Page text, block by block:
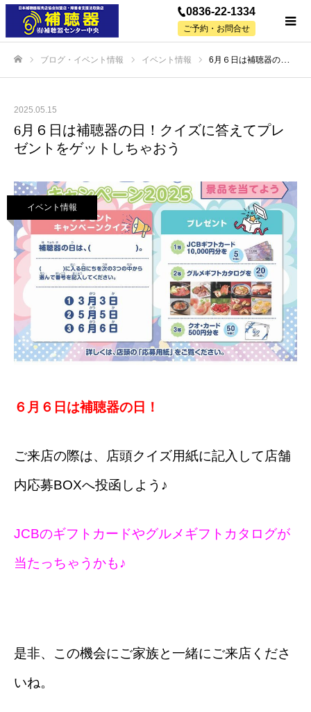
0836-22-1334
ご予約・お問合せ
ブログ・イベント情報 イベント情報 6月６日は補聴器の日！クイズに答えてプレゼントをゲットしちゃおう
2025.05.15
6月６日は補聴器の日！クイズに答えてプレ
ゼントをゲットしちゃおう
イベント情報
６月６日は補聴器の日！
ご来店の際は、店頭クイズ用紙に記入して店舗
内応募BOXへ投函しよう♪
JCBのギフトカードやグルメギフトカタログが
当たっちゃうかも♪
是非、この機会にご家族と一緒にご来店くださ
いね。